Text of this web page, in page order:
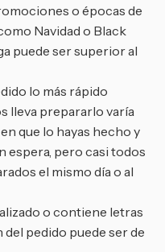
o épocas de
Navidad o Black
puede ser superior al
lo más rápido
lleva prepararlo varía
que lo hayas hecho y
espera, pero casi todos
el mismo día o al
o contiene letras
pedido puede ser de